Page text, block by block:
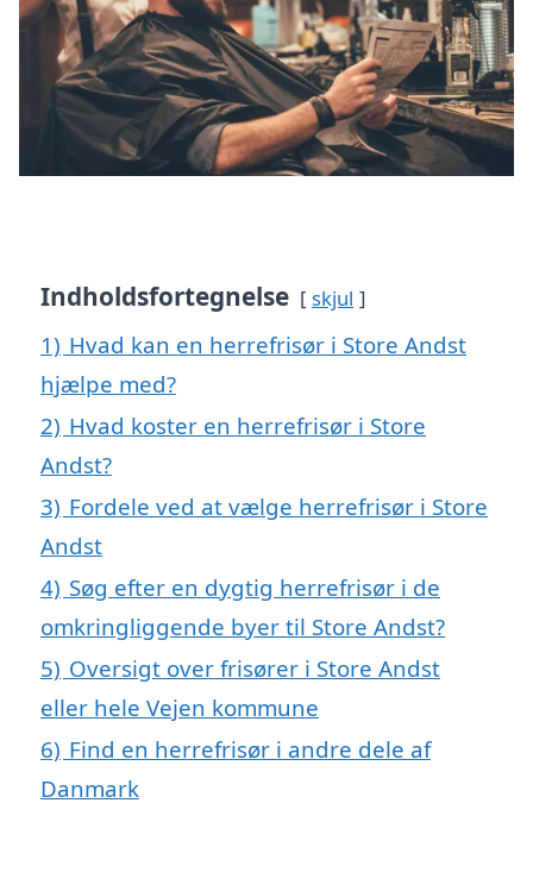
Indholdsfortegnelse skjul
1) Hvad kan en herrefrisør i Store Andst
hjælpe med?
2) Hvad koster en herrefrisør i Store
Andst?
3) Fordele ved at vælge herrefrisør i Store
Andst
4) Søg efter en dygtig herrefrisør i de
omkringliggende byer til Store Andst?
5) Oversigt over frisører i Store Andst
eller hele Vejen kommune
6) Find en herrefrisør i andre dele af
Danmark